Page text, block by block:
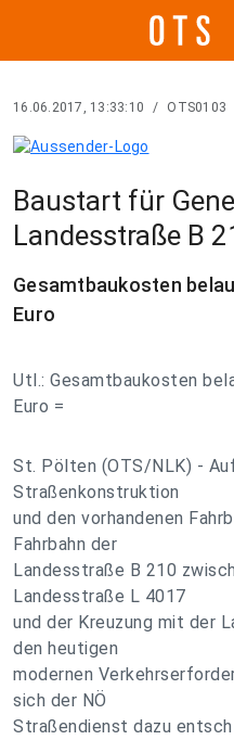
16.06.2017, 13:33:10 / OTS0103
Baustart für
Landesstraße B
Gesamtbaukosten
Euro
Utl.: Gesamtbaukosten
Euro =
St. Pölten (OTS/NLK) -
Straßenkonstruktion
und den vorhandenen
Fahrbahn der
Landesstraße B 210
Landesstraße L 4017
und der Kreuzung mit der
den heutigen
modernen
sich der NÖ
Straßendienst dazu